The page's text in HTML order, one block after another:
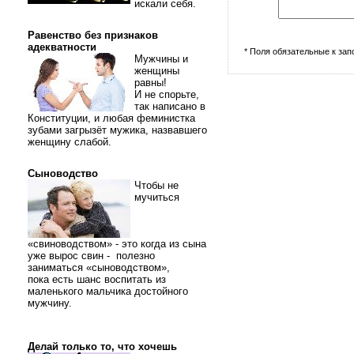
искали себя.
Равенство без признаков
адекватности
Мужчины и
женщины
равны!
И не спорьте,
так написано в
Конституции, и любая феминистка
зубами загрызёт мужика, назвавшего
женщину слабой.
Сыноводство
Чтобы не
мучиться
«свиноводством» - это когда из сына
уже вырос свин - полезно
заниматься «сыноводством»,
пока есть шанс воспитать из
маленького мальчика достойного
мужчину.
Делай только то, что хочешь
* Поля обязательные к